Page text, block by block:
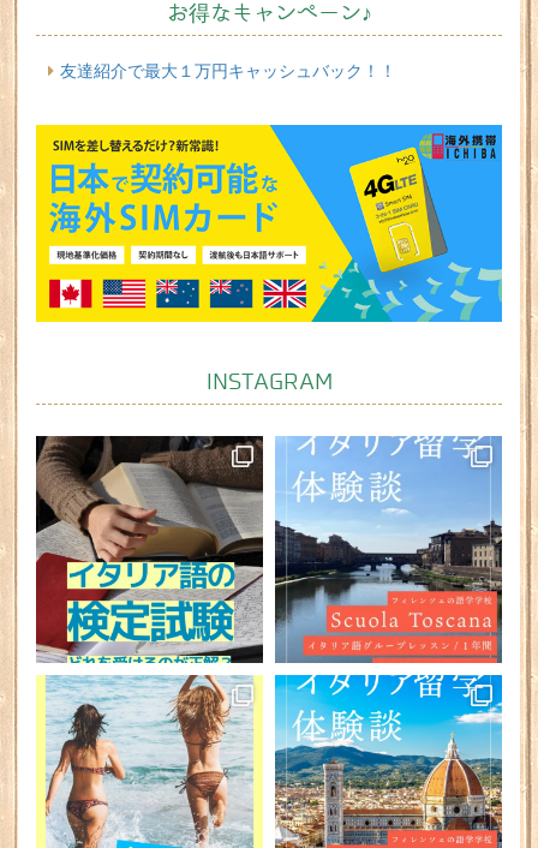
お得なキャンペーン♪
友達紹介で最大１万円キャッシュバック！！
INSTAGRAM